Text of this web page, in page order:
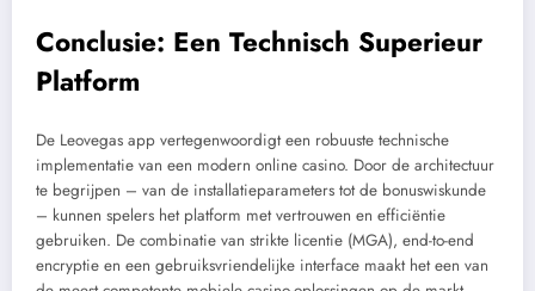
Conclusie: Een Technisch Superieur
Platform
De Leovegas app vertegenwoordigt een robuuste technische
implementatie van een modern online casino. Door de architectuur
te begrijpen – van de installatieparameters tot de bonuswiskunde
– kunnen spelers het platform met vertrouwen en efficiëntie
gebruiken. De combinatie van strikte licentie (MGA), end-to-end
encryptie en een gebruiksvriendelijke interface maakt het een van